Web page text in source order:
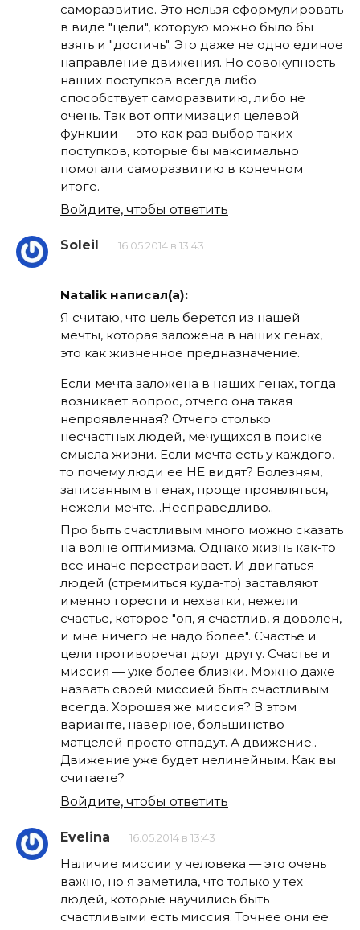
саморазвитие. Это нельзя сформулировать
в виде "цели", которую можно было бы
взять и "достичь". Это даже не одно единое
направление движения. Но совокупность
наших поступков всегда либо
способствует саморазвитию, либо не
очень. Так вот оптимизация целевой
функции — это как раз выбор таких
поступков, которые бы максимально
помогали саморазвитию в конечном
итоге.
Войдите, чтобы ответить
Soleil 16.05.2014 в 13:43
Natalik написал(а):
Я считаю, что цель берется из нашей
мечты, которая заложена в наших генах,
это как жизненное предназначение.
Если мечта заложена в наших генах, тогда
возникает вопрос, отчего она такая
непроявленная? Отчего столько
несчастных людей, мечущихся в поиске
смысла жизни. Если мечта есть у каждого,
то почему люди ее НЕ видят? Болезням,
записанным в генах, проще проявляться,
нежели мечте…Несправедливо..
Про быть счастливым много можно сказать
на волне оптимизма. Однако жизнь как-то
все иначе перестраивает. И двигаться
людей (стремиться куда-то) заставляют
именно горести и нехватки, нежели
счастье, которое "оп, я счастлив, я доволен,
и мне ничего не надо более". Счастье и
цели противоречат друг другу. Счастье и
миссия — уже более близки. Можно даже
назвать своей миссией быть счастливым
всегда. Хорошая же миссия? В этом
варианте, наверное, большинство
матцелей просто отпадут. А движение..
Движение уже будет нелинейным. Как вы
считаете?
Войдите, чтобы ответить
Evelina 16.05.2014 в 13:43
Наличие миссии у человека — это очень
важно, но я заметила, что только у тех
людей, которые научились быть
счастливыми есть миссия. Точнее они ее